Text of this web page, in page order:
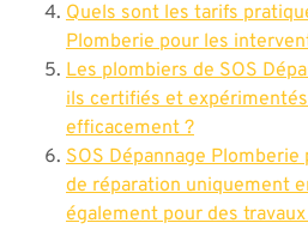
Quels sont les tarifs
Plomberie pour les
Les plombiers de SOS
ils certifiés et
efficacement ?
SOS Dépannage
de réparation uniquement
également pour des